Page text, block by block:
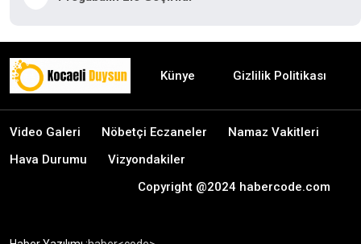
Künye Gizlilik Politikası
Video Galeri Nöbetçi Eczaneler
Namaz Vakitleri
Hava Durumu
Vizyondakiler
Copyright @2024 habercode.com